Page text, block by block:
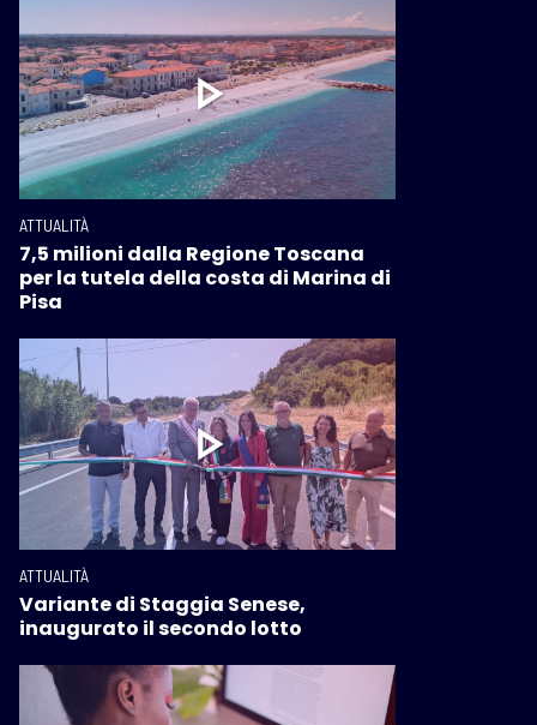
ATTUALITÀ
7,5 milioni dalla Regione Toscana
per la tutela della costa di Marina di
Pisa
ATTUALITÀ
Variante di Staggia Senese,
inaugurato il secondo lotto